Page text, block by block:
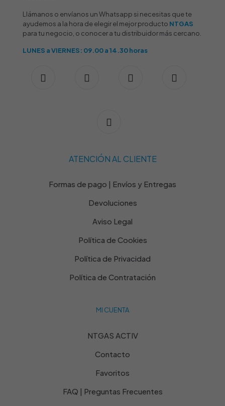
Llámanos o envíanos un Whatsapp si necesitas que te
ayudemos a la hora de elegir el mejor producto NTGAS
para tu negocio, o conocer a tu distribuidor más cercano.
LUNES a VIERNES: 09.00 a 14.30 horas
ATENCIÓN AL CLIENTE
Formas de pago | Envíos y Entregas
Devoluciones
Aviso Legal
Política de Cookies
Política de Privacidad
Política de Contratación
MI CUENTA
NTGAS ACTIV
Contacto
Favoritos
FAQ | Preguntas Frecuentes